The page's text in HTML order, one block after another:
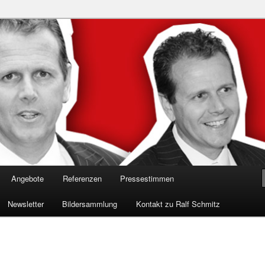
für Hackervorträge &
in die Welt der Cybersicherheit mit Ralf Schmitz. Erleben Sie Live-
& schützen Sie sich effektiv.
Angebote Referenzen Pressestimmen
Newsletter Bildersammlung Kontakt zu Ralf Schmitz